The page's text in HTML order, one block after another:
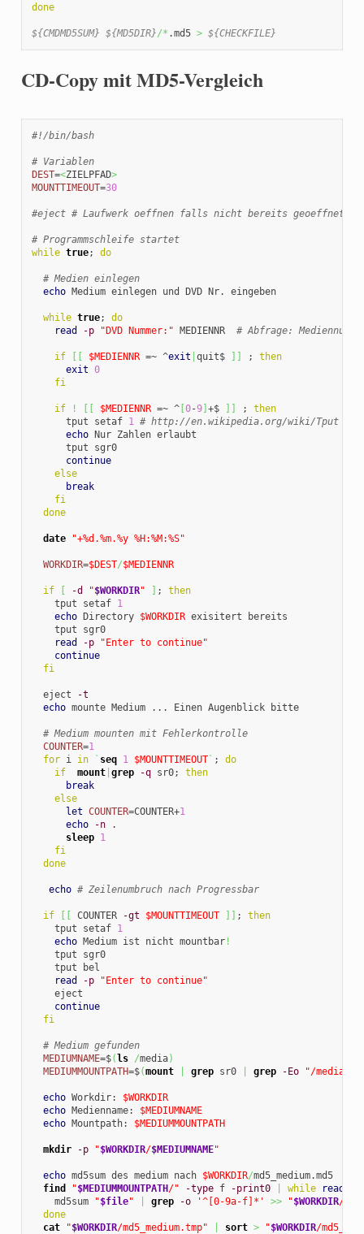
done
${CMDMD5SUM} ${MD5DIR}/* .md5 > ${CHECKFILE}
CD-Copy mit MD5-Vergleich
#!/bin/bash
# Variablen
DEST=<ZIELPFAD>
MOUNTTIMEOUT=30
#eject # Laufwerk oeffnen falls nicht bereits geoeffnet
# Programmschleife startet
while true; do
# Medien einlegen
echo Medium einlegen und DVD Nr. eingeben
while true; do
read
-p "DVD Nummer:" MEDIENNR # Abfrage:
if $MEDIENNR =~ ^exit quit$ ; then
exit 0
fi
if ! $MEDIENNR =~ ^[ 0-9] +$ ; then
      tput setaf
1 # http://en.wikipedia.org/wiki/Tput
echo Nur Zahlen erlaubt
      tput sgr0
continue
else
break
fi
done
date "+%d.%m.%y %H:%M:%S"
WORKDIR=$DEST/$MEDIENNR
if -d "$WORKDIR" ; then
    tput setaf
1
echo Directory $WORKDIR exisitert bereits
    tput sgr0
read
-p
"Enter to continue"
continue
fi
  eject
-t
echo mounte Medium ... Einen Augenblick bitte
# Medium mounten mit Fehlerkontrolle
COUNTER=1
for i in ` seq 1 $MOUNTTIMEOUT` ; do
if
mount| grep -q sr0; then
break
else
let COUNTER=COUNTER+1
echo
-n .
sleep
1
fi
done
echo # Zeilenumbruch nach Progressbar
if COUNTER -gt $MOUNTTIMEOUT ; then
    tput setaf
1
echo Medium ist nicht mountbar!
    tput sgr0
    tput bel
read
-p
"Enter to continue"
    eject
continue
fi
# Medium gefunden
MEDIUMNAME=$( ls /media)
MEDIUMMOUNTPATH=$(mount grep sr0 grep -Eo "/
echo Workdir:
$WORKDIR
echo Medienname:
$MEDIUMNAME
echo Mountpath: $MEDIUMMOUNTPATH
mkdir -p "$WORKDIR/$MEDIUMNAME"
echo md5sum des medium nach $WORKDIR/md5_medium.md5
find
"$MEDIUMMOUNTPATH /" -type f -print0 while read
    md5sum
"$file" grep -o '^[0-9a-f]*' >> "$WORKDIR/
done
cat
"$WORKDIR/md5_medium.tmp" sort > "$WORKDIR/